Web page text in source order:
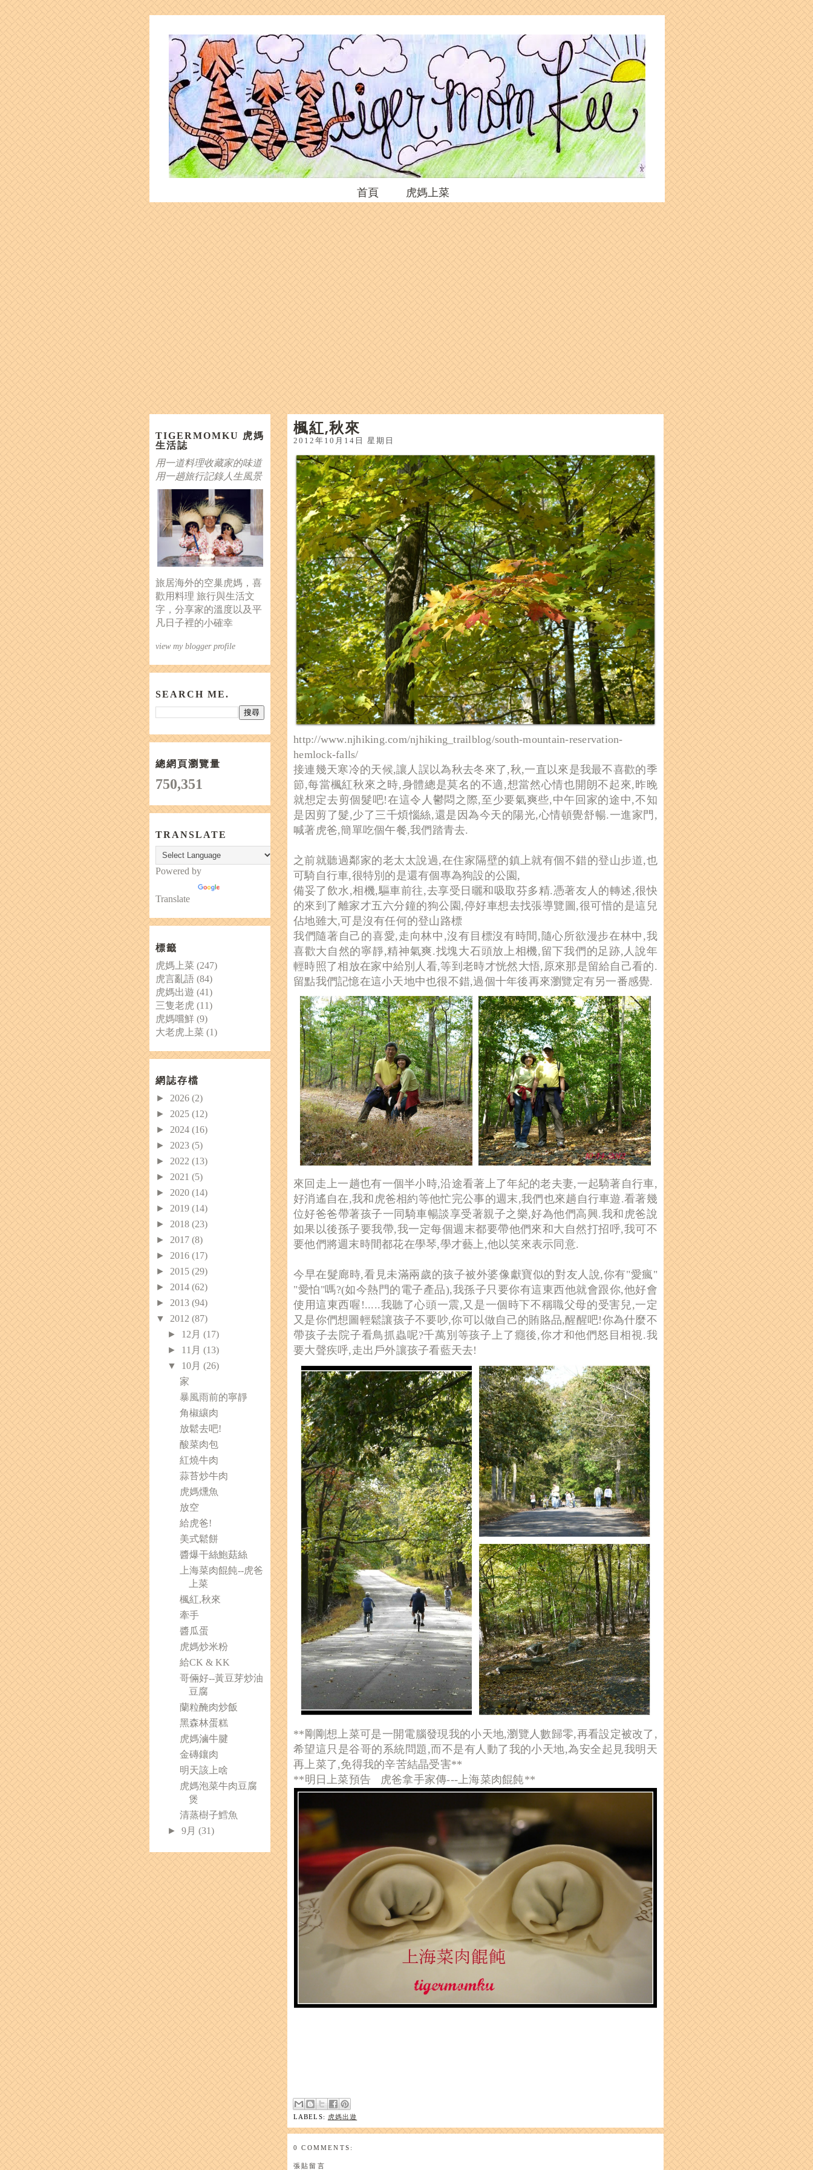
首頁 虎媽上菜
楓紅,秋來
2012年10月14日 星期日
http://www.njhiking.com/njhiking_trailblog/south-mountain-reservation-
hemlock-falls/
接連幾天寒冷的天候,讓人誤以為秋去冬來了,秋,一直以來是我最不喜歡的季
節,每當楓紅秋來之時,身體總是莫名的不適,想當然心情也開朗不起來,昨晚
就想定去剪個髮吧!在這令人鬱悶之際,至少要氣爽些,中午回家的途中,不知
是因剪了髮,少了三千煩惱絲,還是因為今天的陽光,心情頓覺舒暢.一進家門,
喊著虎爸,簡單吃個午餐,我們踏青去.
之前就聽過鄰家的老太太說過,在住家隔壁的鎮上就有個不錯的登山步道,也
可騎自行車,很特別的是還有個專為狗設的公園,
備妥了飲水,相機,驅車前往,去享受日曬和吸取芬多精.憑著友人的轉述,很快
的來到了離家才五六分鐘的狗公園,停好車想去找張導覽圖,很可惜的是這兒
佔地雖大,可是沒有任何的登山路標
我們隨著自己的喜愛,走向林中,沒有目標沒有時間,隨心所欲漫步在林中,我
喜歡大自然的寧靜,精神氣爽.找塊大石頭放上相機,留下我們的足跡,人說年
輕時照了相放在家中給別人看,等到老時才恍然大悟,原來那是留給自己看的.
留點我們記憶在這小天地中也很不錯,過個十年後再來瀏覽定有另一番感覺.
來回走上一趟也有一個半小時,沿途看著上了年紀的老夫妻,一起騎著自行車,
好消遙自在,我和虎爸相約等他忙完公事的週末,我們也來趟自行車遊.看著幾
位好爸爸帶著孩子一同騎車暢談享受著親子之樂,好為他們高興.我和虎爸說
如果以後孫子要我帶,我一定每個週末都要帶他們來和大自然打招呼,我可不
要他們將週末時間都花在學琴,學才藝上,他以笑來表示同意.
今早在髮廊時,看見未滿兩歲的孩子被外婆像獻寶似的對友人說,你有"愛瘋"
"愛怕"嗎?(如今熱門的電子產品),我孫子只要你有這東西他就會跟你,他好會
使用這東西喔!.....我聽了心頭一震,又是一個時下不稱職父母的受害兒,一定
又是你們想圖輕鬆讓孩子不要吵,你可以做自己的賄賂品,醒醒吧!你為什麼不
帶孩子去院子看鳥抓蟲呢?千萬別等孩子上了癮後,你才和他們怒目相視.我
要大聲疾呼,走出戶外讓孩子看藍天去!
**剛剛想上菜可是一開電腦發現我的小天地,瀏覽人數歸零,再看設定被改了,
希望這只是谷哥的系統問題,而不是有人動了我的小天地,為安全起見我明天
再上菜了,免得我的辛苦結晶受害**
**明日上菜預告 虎爸拿手家傳---上海菜肉餛飩**
LABELS: 虎媽出遊
0 COMMENTS:
張貼留言
TIGERMOMKU 虎媽
生活誌
用一道料理收藏家的味道
用一趟旅行記錄人生風景
旅居海外的空巢虎媽，喜
歡用料理 旅行與生活文
字，分享家的溫度以及平
凡日子裡的小確幸
view my blogger profile
SEARCH ME.
總網頁瀏覽量
750,351
TRANSLATE
Powered by
Translate
標籤
虎媽上菜 (247)
虎言亂語 (84)
虎媽出遊 (41)
三隻老虎 (11)
虎媽嚐鮮 (9)
大老虎上菜 (1)
網誌存檔
► 2026 (2)
► 2025 (12)
► 2024 (16)
► 2023 (5)
► 2022 (13)
► 2021 (5)
► 2020 (14)
► 2019 (14)
► 2018 (23)
► 2017 (8)
► 2016 (17)
► 2015 (29)
► 2014 (62)
► 2013 (94)
▼ 2012 (87)
► 12月(17)
► 11月(13)
▼ 10月(26)
家
暴風雨前的寧靜
角椒纕肉
放鬆去吧!
酸菜肉包
紅燒牛肉
蒜苔炒牛肉
虎媽燻魚
放空
給虎爸!
美式鬆餅
醬爆干絲鮑菇絲
上海菜肉餛飩--虎爸
上菜
楓紅,秋來
牽手
醬瓜蛋
虎媽炒米粉
給CK & KK
哥倆好--黃豆芽炒油
豆腐
蘭粒醃肉炒飯
黑森林蛋糕
虎媽滷牛腱
金磚鑲肉
明天該上啥
虎媽泡菜牛肉豆腐
煲
清蒸樹子鱈魚
►9月(31)